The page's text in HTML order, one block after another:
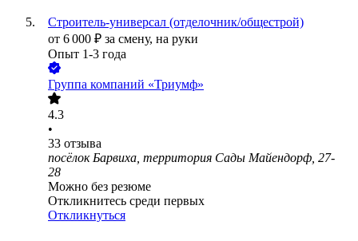
Строитель-универсал (отделочник/общестрой)
от 6 000 ₽ за смену, на руки
Опыт 1-3 года
Группа компаний «Триумф»
4.3
•
33 отзыва
посёлок Барвиха, территория Сады Майендорф, 27-
28
Можно без резюме
Откликнитесь среди первых
Откликнуться